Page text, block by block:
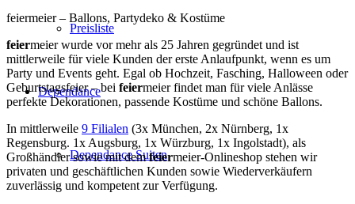
Preisliste
Dependance
Dependance Suiten
feiermeier – Ballons, Partydeko & Kostüme
feiermeier wurde vor mehr als 25 Jahren gegründet und ist
mittlerweile für viele Kunden der erste Anlaufpunkt, wenn es um
Party und Events geht. Egal ob Hochzeit, Fasching, Halloween oder
Geburtstagsfeier – bei feiermeier findet man für viele Anlässe
perfekte Dekorationen, passende Kostüme und schöne Ballons.
In mittlerweile 9 Filialen (3x München, 2x Nürnberg, 1x
Regensburg. 1x Augsburg, 1x Würzburg, 1x Ingolstadt), als
Großhändler sowie mit demfeiermeier-Onlineshop stehen wir
privaten und geschäftlichen Kunden sowie Wiederverkäufern
zuverlässig und kompetent zur Verfügung.